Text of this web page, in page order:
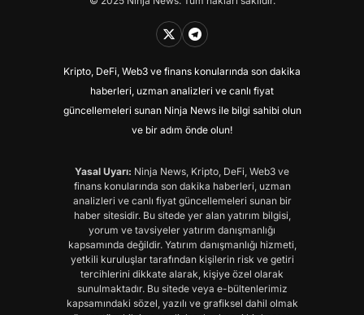
Kripto, DeFi, Web3 ve finans konularında son dakika
haberleri, uzman analizleri ve canlı fiyat
güncellemeleri sunan Ninja News ile bilgi sahibi olun
ve bir adım önde olun!
Yasal Uyarı: Ninja News, Kripto, DeFi, Web3 ve
finans konularında son dakika haberleri, uzman
analizleri ve canlı fiyat güncellemeleri sunan bir
haber sitesidir. Bu sitede yer alan yatırım bilgisi,
yorum ve tavsiyeler yatırım danışmanlığı
kapsamında değildir. Yatırım danışmanlığı hizmeti,
yetkili kuruluşlar tarafından kişilerin risk ve getiri
tercihlerini dikkate alarak, kişiye özel olarak
sunulmaktadır. Bu sitede veya e-bültenlerimiz
kapsamındaki sözel, yazılı ve grafiksel dahil olmak